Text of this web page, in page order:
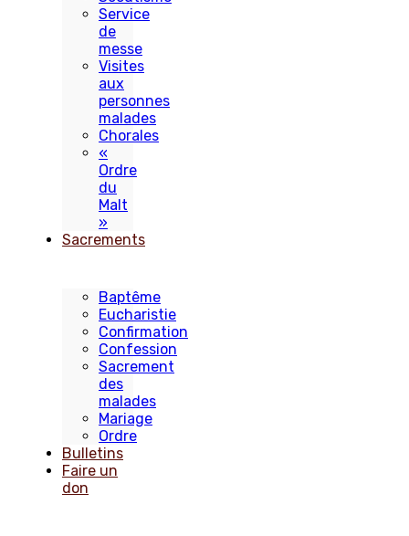
Service
de
messe
Visites
aux
personnes
malades
Chorales
«
Ordre
du
Malt
»
Sacrements
Baptême
Eucharistie
Confirmation
Confession
Sacrement
des
malades
Mariage
Ordre
Bulletins
Faire un
don